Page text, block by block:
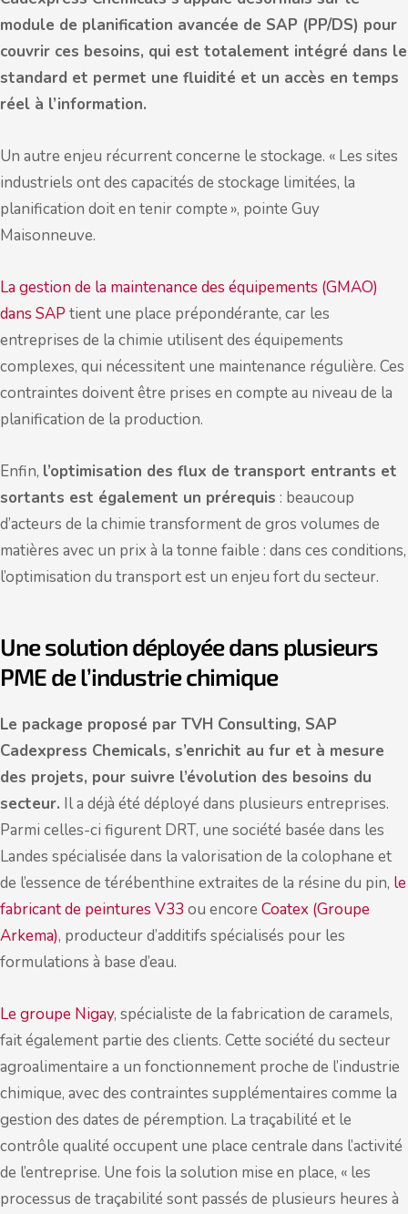
module de planification avancée de SAP (PP/DS) pour
couvrir ces besoins, qui est totalement intégré dans le
standard et permet une fluidité et un accès en temps
réel à l’information.
Un autre enjeu récurrent concerne le stockage. « Les sites
industriels ont des capacités de stockage limitées, la
planification doit en tenir compte », pointe Guy
Maisonneuve.
La gestion de la maintenance des équipements (GMAO)
dans SAP tient une place prépondérante, car les
entreprises de la chimie utilisent des équipements
complexes, qui nécessitent une maintenance régulière. Ces
contraintes doivent être prises en compte au niveau de la
planification de la production.
Enfin, l’optimisation des flux de transport entrants et
sortants est également un prérequis : beaucoup
d’acteurs de la chimie transforment de gros volumes de
matières avec un prix à la tonne faible : dans ces conditions,
l’optimisation du transport est un enjeu fort du secteur.
Une solution déployée dans plusieurs
PME de l’industrie chimique
Le package proposé par TVH Consulting, SAP
Cadexpress Chemicals, s’enrichit au fur et à mesure
des projets, pour suivre l’évolution des besoins du
secteur. Il a déjà été déployé dans plusieurs entreprises.
Parmi celles-ci figurent DRT, une société basée dans les
Landes spécialisée dans la valorisation de la colophane et
de l’essence de térébenthine extraites de la résine du pin, le
fabricant de peintures V33 ou encore Coatex (Groupe
Arkema), producteur d’additifs spécialisés pour les
formulations à base d’eau.
Le groupe Nigay, spécialiste de la fabrication de caramels,
fait également partie des clients. Cette société du secteur
agroalimentaire a un fonctionnement proche de l’industrie
chimique, avec des contraintes supplémentaires comme la
gestion des dates de péremption. La traçabilité et le
contrôle qualité occupent une place centrale dans l’activité
de l’entreprise. Une fois la solution mise en place, « les
processus de traçabilité sont passés de plusieurs heures à